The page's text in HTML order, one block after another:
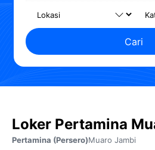
Cari
Loker Pertamina
Pertamina (Persero)Muaro Jambi